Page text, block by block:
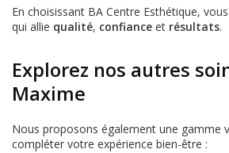
En choisissant BA Centre Esthétique,
qui allie qualité, confiance et résultats.
Explorez nos autres
Maxime
Nous proposons également une gamme
compléter votre expérience bien-être :